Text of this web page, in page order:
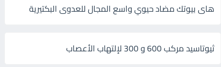
هاى بيوتك مضاد حيوي واسع المجال للعدوى البكتيرية
ثيوتاسيد مركب 600 و 300 لإلتهاب الأعصاب